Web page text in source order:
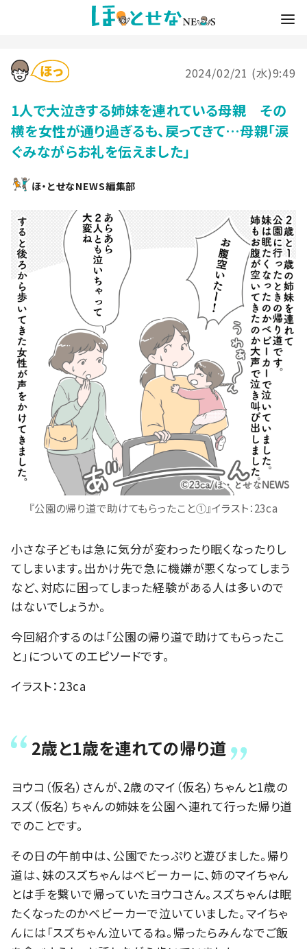
2024/02/21 (水)9:49
1人で大泣きする姉妹を連れている母親 その
横を女性が通り過ぎるも、戻ってきて…母親「涙
ぐみながらお礼を伝えました」
ほ・とせなNEWS編集部
『公園の帰り道で助けてもらったこと①』イラスト：23ca
小さな子どもは急に気分が変わったり眠くなったりし
てしまいます。出かけ先で急に機嫌が悪くなってしまう
など、対応に困ってしまった経験がある人は多いので
はないでしょうか。
今回紹介するのは「公園の帰り道で助けてもらったこ
と」についてのエピソードです。
イラスト：23ca
2歳と1歳を連れての帰り道
ヨウコ（仮名）さんが、2歳のマイ（仮名）ちゃんと1歳の
スズ（仮名）ちゃんの姉妹を公園へ連れて行った帰り道
でのことです。
その日の午前中は、公園でたっぷりと遊びました。帰り
道は、妹のスズちゃんはベビーカーに、姉のマイちゃん
とは手を繋いで帰っていたヨウコさん。スズちゃんは眠
たくなったのかベビーカーで泣いていました。マイちゃ
んには「スズちゃん泣いてるね。帰ったらみんなでご飯